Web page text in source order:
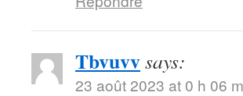
Tbvuvvsays:
23 août 2023 at 0 h 06